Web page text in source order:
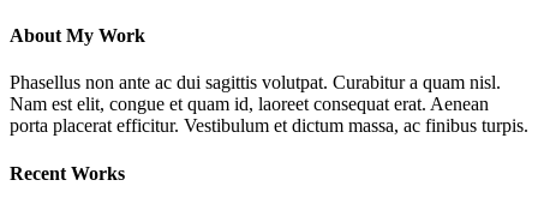
About My Work
Phasellus non ante ac dui sagittis volutpat. Curabitur a quam nisl.
Nam est elit, congue et quam id, laoreet consequat erat. Aenean
porta placerat efficitur. Vestibulum et dictum massa, ac finibus turpis.
Recent Works